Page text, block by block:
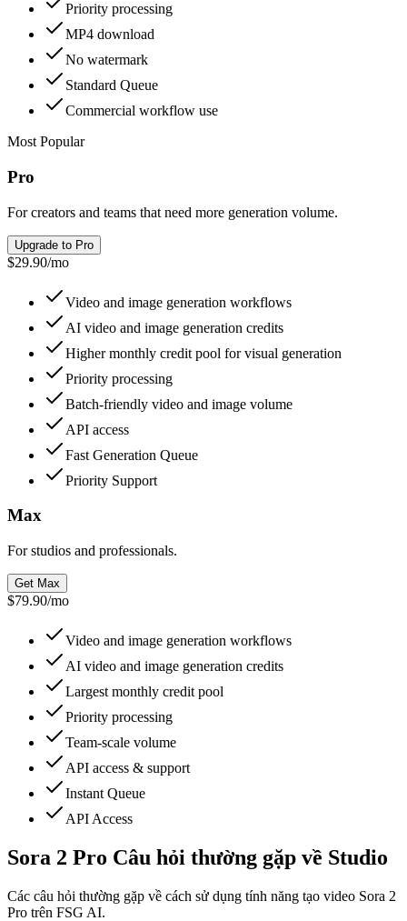
Priority processing
MP4 download
No watermark
Standard Queue
Commercial workflow use
Most Popular
Pro
For creators and teams that need more generation volume.
Upgrade to Pro
$29.90/mo
Video and image generation workflows
AI video and image generation credits
Higher monthly credit pool for visual generation
Priority processing
Batch-friendly video and image volume
API access
Fast Generation Queue
Priority Support
Max
For studios and professionals.
Get Max
$79.90/mo
Video and image generation workflows
AI video and image generation credits
Largest monthly credit pool
Priority processing
Team-scale volume
API access & support
Instant Queue
API Access
Sora 2 Pro Câu hỏi thường gặp về Studio
Các câu hỏi thường gặp về cách sử dụng tính năng tạo video Sora 2
Pro trên FSG AI.